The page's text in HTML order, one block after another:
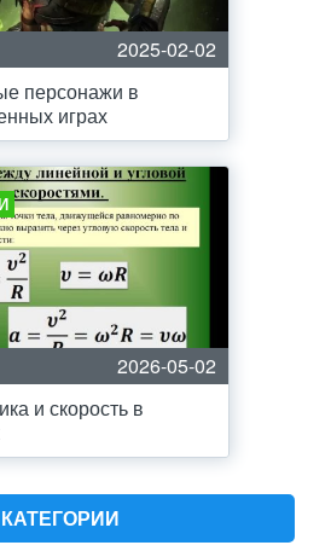
2025-02-02
персонажи в
играх
2026-05-02
и скорость в
КАТЕГОРИИ